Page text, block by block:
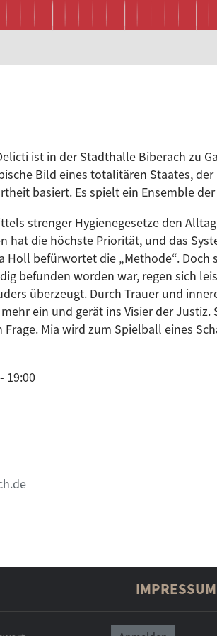
ist in der Stadthalle Biberach zu
Bild eines totalitären Staates,
basiert. Es spielt ein Ensemble
strenger Hygienegesetze den
hat die höchste Priorität, und das
Holl befürwortet die „Methode“.
befunden worden war, regen sich
überzeugt. Durch Trauer und
ein und gerät ins Visier der
Mia wird zum Spielball eines
19:00
IMPRESSUM